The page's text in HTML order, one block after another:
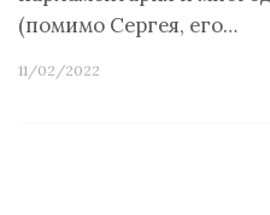
(помимо Сергея, его…
11/02/2022